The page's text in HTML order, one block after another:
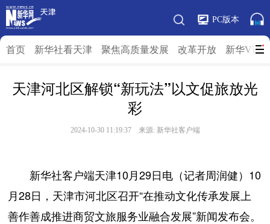
PC版本
首页 新华社看天津 聚焦高质量发展 改革开放 新华V访
天津河北区解锁“新玩法”以文促旅放光
彩
2024-10-30 11:19:37 来源: 新华社客户端
新华社客户端天津10月29日电（记者周润健）10
月28日，天津市河北区召开“在推动文化传承发展上
善作善成推进商贸文旅服务业融合发展”新闻发布会。